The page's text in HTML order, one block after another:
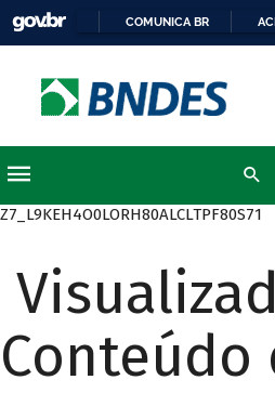
COMUNICA BR
Z7_L9KEH4O0LORH80ALCLTPF80S71
Conteúdo